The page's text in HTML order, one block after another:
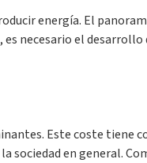
energía. El
necesario el
Este coste tiene
sociedad en general.